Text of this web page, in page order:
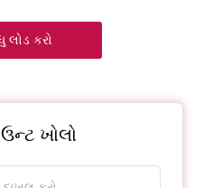
લોડ કરો
ખોલો